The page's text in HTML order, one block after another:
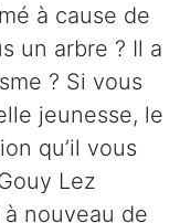
à cause de
un arbre ? Il a
? Si vous
jeunesse, le
qu’il vous
Lez
nouveau de